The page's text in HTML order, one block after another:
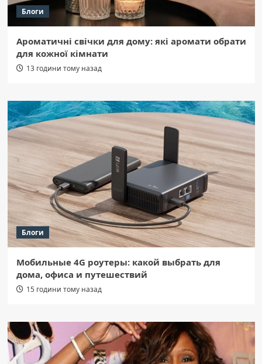
Блоги
Ароматичні свічки для дому: які аромати обрати
для кожної кімнати
13 години тому назад
Блоги
Мобильные 4G роутеры: какой выбрать для
дома, офиса и путешествий
15 години тому назад